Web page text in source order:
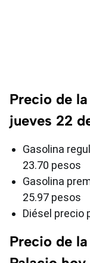
Precio de
jueves 22
Gasolina
23.70 pesos
Gasolina
25.97 pesos
Diésel precio
Precio de